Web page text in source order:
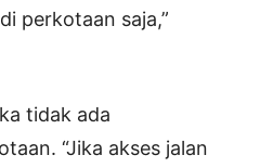
perkotaan saja,”
tidak ada
“Jika akses jalan